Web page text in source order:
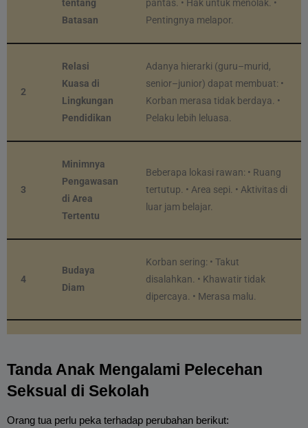
tentang
Batasan
pantas. • Hak untuk menolak. •
Pentingnya melapor.
2
Relasi
Kuasa di
Lingkungan
Pendidikan
Adanya hierarki (guru–murid,
senior–junior) dapat membuat: •
Korban merasa tidak berdaya. •
Pelaku lebih leluasa.
3
Minimnya
Pengawasan
di Area
Tertentu
Beberapa lokasi rawan: • Ruang
tertutup. • Area sepi. • Aktivitas di
luar jam belajar.
4
Budaya
Diam
Korban sering: • Takut
disalahkan. • Khawatir tidak
dipercaya. • Merasa malu.
Tanda Anak Mengalami Pelecehan
Seksual di Sekolah
Orang tua perlu peka terhadap perubahan berikut: